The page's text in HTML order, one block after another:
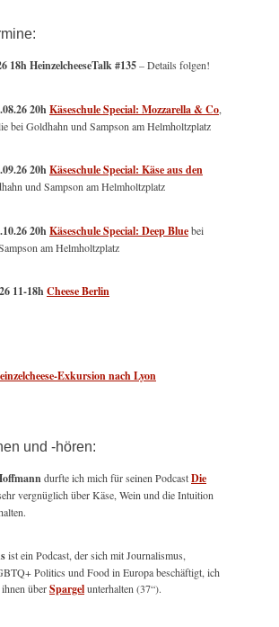
18h HeinzelcheeseTalk #135– Details folgen!
20hKäseschule Special: Mozzarella & Co,
bei Goldhahn und Sampson am Helmholtzplatz
20hKäseschule Special: Käse aus den
und Sampson am Helmholtzplatz
20hKäseschule Special: Deep Bluebei
am Helmholtzplatz
11-18hCheese Berlin
Exkursion nach Lyon
und -hören:
durfte ich mich für seinen PodcastDie
vergnüglich über Käse, Wein und die Intuition
ist ein Podcast, der sich mit Journalismus,
Politics und Food in Europa beschäftigt, ich
überSpargelunterhalten (37“).